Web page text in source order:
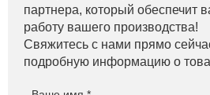
партнера, который обеспечит
работу вашего производства!
Свяжитесь с нами прямо
подробную информацию о